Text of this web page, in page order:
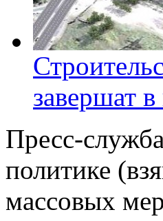
завершат
Пресс-
политике
массовых